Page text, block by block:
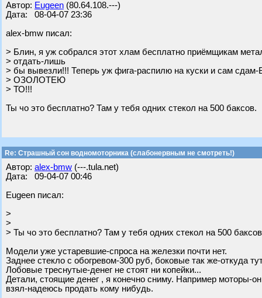
Автор: Eugeen (80.64.108.---)
Дата: 08-04-07 23:36
alex-bmw писал:
> Блин, я уж собрался этот хлам бесплатно приёмщикам
> отдать-лишь
> бы вывезли!!! Теперь уж фига-распилю на куски и сам
> ОЗОЛОТЕЮ
> ТО!!!
Ты чо это бесплатно? Там у тебя одних стекол на 500 баксов.
Re: Страшный сон водномоторника (слабонервным не смотреть!)
Автор: alex-bmw (---.tula.net)
Дата: 09-04-07 00:46
Eugeen писал:
>
>
> Ты чо это бесплатно? Там у тебя одних стекол на 500
Модели уже устаревшие-спроса на железки почти нет.
Заднее стекло с обогревом-300 руб, боковые так же-откуда
Лобовые треснутые-денег не стоят ни копейки...
Детали, стоящие денег , я конечно сниму. Например моторы-
взял-надеюсь продать кому нибудь.